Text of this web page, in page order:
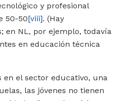
y profesional
50-50[viii]. (Hay
en NL, por ejemplo, todavía
en educación técnica
en el sector educativo, una
las jóvenes no tienen